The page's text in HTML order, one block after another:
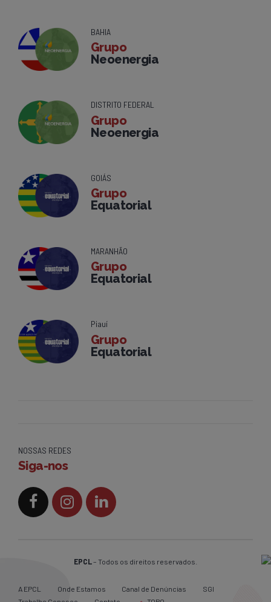
BAHIA
Grupo
Neoenergia
DISTRITO FEDERAL
Grupo
Neoenergia
GOIÁS
Grupo
Equatorial
MARANHÃO
Grupo
Equatorial
Piauí
Grupo
Equatorial
NOSSAS REDES
Siga-nos
EPCL – Todos os direitos reservados.
A EPCL Onde Estamos Canal de Denúncias
SGI